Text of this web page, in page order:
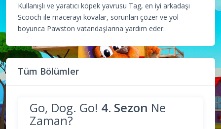
Kullanışlı ve yaratıcı köpek yavrusu Tag, en iyi arkadaşı
Scooch ile macerayı kovalar, sorunları çözer ve yol
boyunca Pawston vatandaşlarına yardım eder.
Tüm Bölümler
Go, Dog. Go! 4. Sezon Ne
Zaman?